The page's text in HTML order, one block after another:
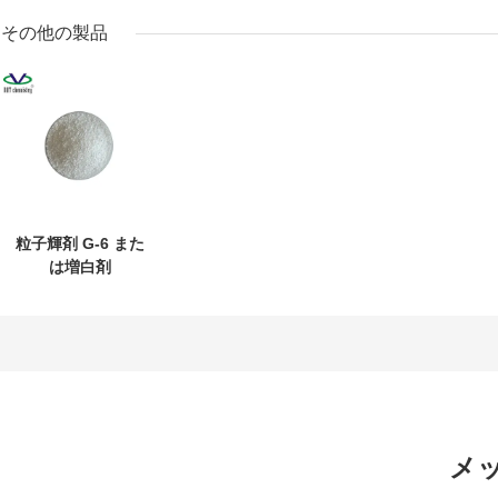
その他の製品
粒子輝剤 G-6 また
は増白剤
メ